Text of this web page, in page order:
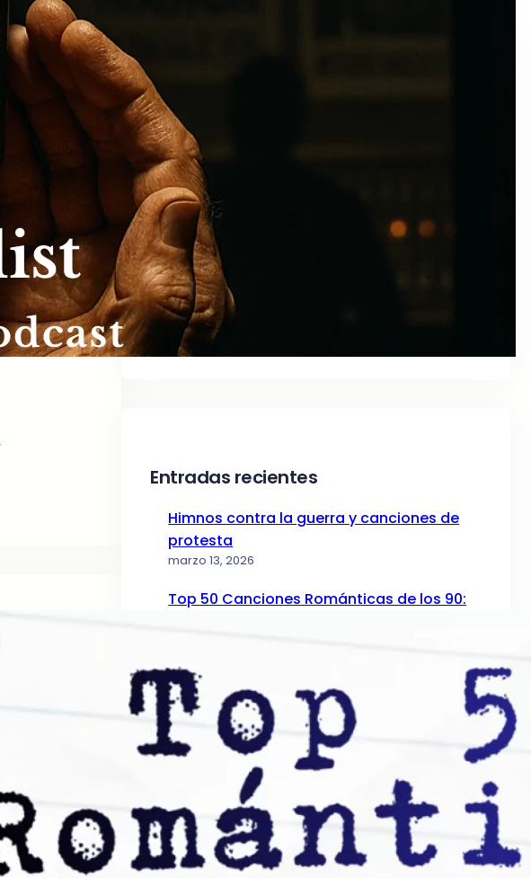
Colaboraciones
Entradas recientes
Himnos contra la guerra y canciones de
protesta
marzo 13, 2026
Top 50 Canciones Románticas de los 90:
Top 50 Canciones Románticas de los 80: El
Ranking Definitivo
mayo 12, 2025
Top 50 Canciones Románticas de los 70:
La Era Dorada
abril 5, 2025
Los 20 Mejores Dúos Musicales de la
Historia: Éxitos e Historias